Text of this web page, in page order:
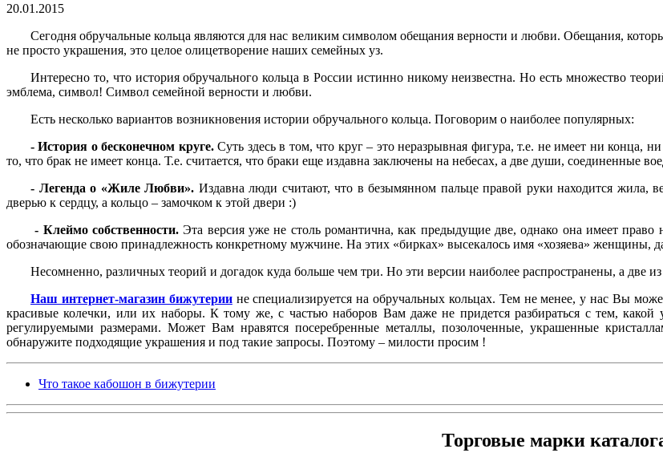
20.01.2015
Сегодня обручальные кольца являются для нас великим символом обещания верности и любви. Обещания,
не просто украшения, это целое олицетворение наших семейных уз.
Интересно то, что история обручального кольца в России истинно никому неизвестна. Но есть множество
эмблема, символ! Символ семейной верности и любви.
Есть несколько вариантов возникновения истории обручального кольца. Поговорим о наиболее популярных:
- История о бесконечном круге.Суть здесь в том, что круг – это неразрывная фигура, т.е. не имеет ни конца,
то, что брак не имеет конца. Т.е. считается, что браки еще издавна заключены на небесах, а две души, соединенные
- Легенда о «Жиле Любви». Издавна люди считают, что в безымянном пальце правой руки находится жила,
дверью к сердцу, а кольцо – замочком к этой двери :)
- Клеймо собственности. Эта версия уже не столь романтична, как предыдущие две, однако она имеет
обозначающие свою принадлежность конкретному мужчине. На этих «бирках» высекалось имя «хозяева» женщины,
Несомненно, различных теорий и догадок куда больше чем три. Но эти версии наиболее распространены, а две
Наш интернет-магазин бижутериине специализируется на обручальных кольцах. Тем не менее, у нас Вы
красивые колечки, или их наборы. К тому же, с частью наборов Вам даже не придется разбираться с тем, какой
регулируемыми размерами. Может Вам нравятся посеребренные металлы, позолоченные, украшенные
обнаружите подходящие украшения и под такие запросы. Поэтому – милости просим !
Что такое кабошон в бижутерии
Торговые марки